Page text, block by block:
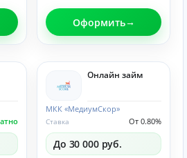
Оформить
Онлайн займ
МКК «МедиумСкор»
От 0.80%
Ставка
До 30 000 руб.